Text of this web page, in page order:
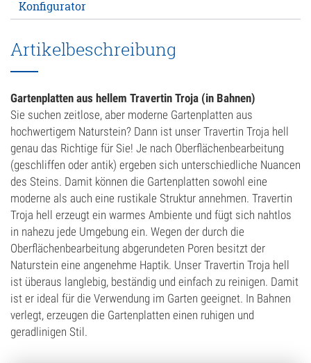
Konfigurator
Artikelbeschreibung
Gartenplatten aus hellem Travertin Troja (in Bahnen)
Sie suchen zeitlose, aber moderne Gartenplatten aus
hochwertigem Naturstein? Dann ist unser Travertin Troja hell
genau das Richtige für Sie! Je nach Oberflächenbearbeitung
(geschliffen oder antik) ergeben sich unterschiedliche Nuancen
des Steins. Damit können die Gartenplatten sowohl eine
moderne als auch eine rustikale Struktur annehmen. Travertin
Troja hell erzeugt ein warmes Ambiente und fügt sich nahtlos
in nahezu jede Umgebung ein. Wegen der durch die
Oberflächenbearbeitung abgerundeten Poren besitzt der
Naturstein eine angenehme Haptik. Unser Travertin Troja hell
ist überaus langlebig, beständig und einfach zu reinigen. Damit
ist er ideal für die Verwendung im Garten geeignet. In Bahnen
verlegt, erzeugen die Gartenplatten einen ruhigen und
geradlinigen Stil.